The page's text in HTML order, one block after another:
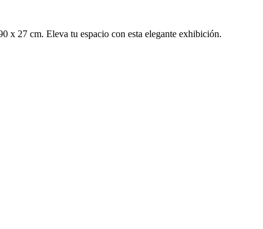
x 27 cm. Eleva tu espacio con esta elegante exhibición.